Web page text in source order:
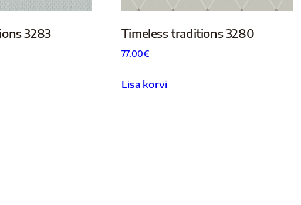
3283 Timeless traditions 3280
77.00€
Lisa korvi